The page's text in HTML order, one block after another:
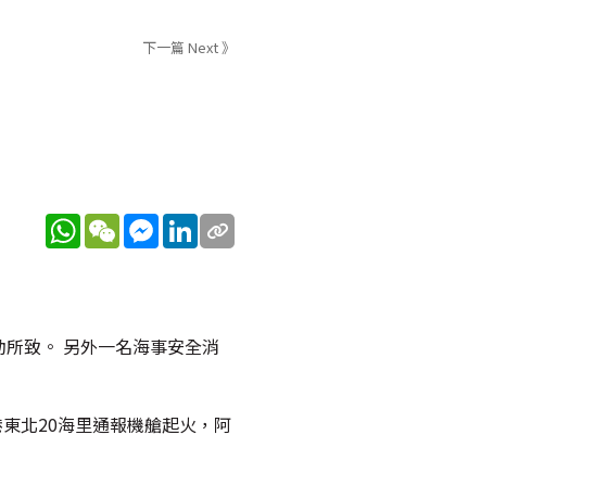
下一篇 Next 》
WhatsApp
WeChatMessenger
LinkedIn
致。 另外一名海事安全消
北20海里通報機艙起火，阿